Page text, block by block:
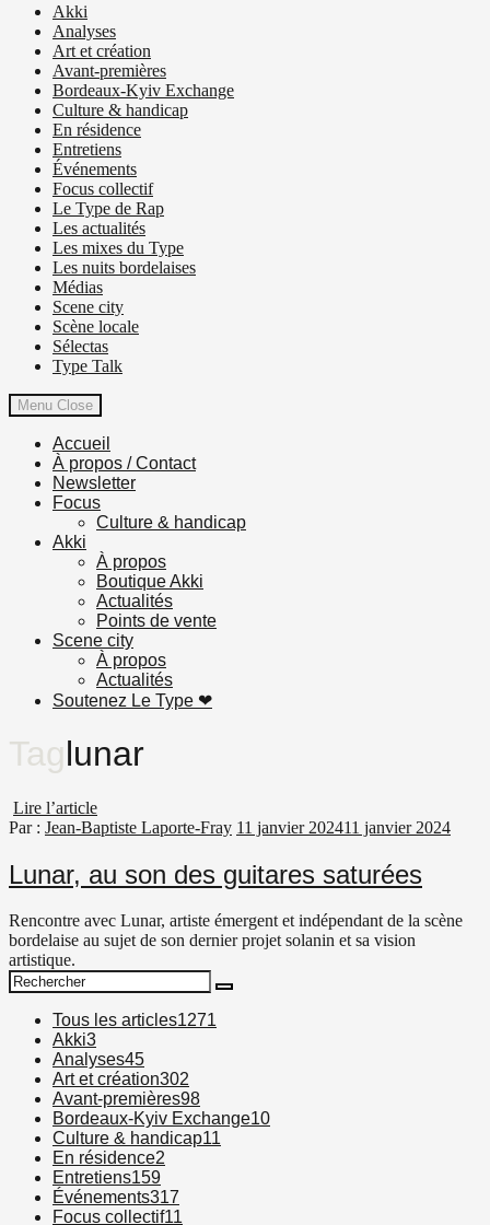
Akki
Analyses
Art et création
Avant-premières
Bordeaux-Kyiv Exchange
Culture & handicap
En résidence
Entretiens
Événements
Focus collectif
Le Type de Rap
Les actualités
Les mixes du Type
Les nuits bordelaises
Médias
Scene city
Scène locale
Sélectas
Type Talk
Menu Close
Accueil
À propos / Contact
Newsletter
Focus
Culture & handicap
Akki
À propos
Boutique Akki
Actualités
Points de vente
Scene city
À propos
Actualités
Soutenez Le Type ❤︎
Taglunar
Lire l’article
Par : Jean-Baptiste Laporte-Fray 11 janvier 202411 janvier 2024
Lunar, au son des guitares saturées
Rencontre avec Lunar, artiste émergent et indépendant de la scène
bordelaise au sujet de son dernier projet solanin et sa vision
artistique.
Search
for:
Search
Tous les articles1271
Akki3
Analyses45
Art et création302
Avant-premières98
Bordeaux-Kyiv Exchange10
Culture & handicap11
En résidence2
Entretiens159
Événements317
Focus collectif11